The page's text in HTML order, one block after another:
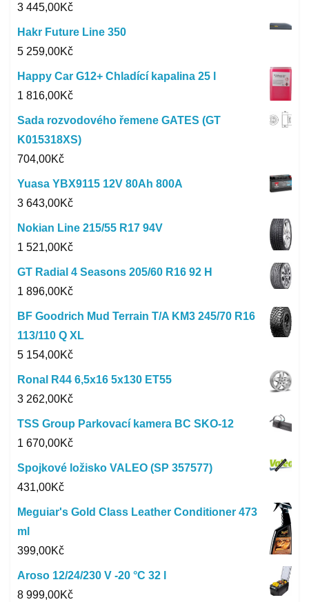
3 445,00Kč
Hakr Future Line 350
5 259,00Kč
Happy Car G12+ Chladící kapalina 25 l
1 816,00Kč
Sada rozvodového řemene GATES (GT
K015318XS)
704,00Kč
Yuasa YBX9115 12V 80Ah 800A
3 643,00Kč
Nokian Line 215/55 R17 94V
1 521,00Kč
GT Radial 4 Seasons 205/60 R16 92 H
1 896,00Kč
BF Goodrich Mud Terrain T/A KM3 245/70 R16
113/110 Q XL
5 154,00Kč
Ronal R44 6,5x16 5x130 ET55
3 262,00Kč
TSS Group Parkovací kamera BC SKO-12
1 670,00Kč
Spojkové ložisko VALEO (SP 357577)
431,00Kč
Meguiar's Gold Class Leather Conditioner 473
ml
399,00Kč
Aroso 12/24/230 V -20 °C 32 l
8 999,00Kč